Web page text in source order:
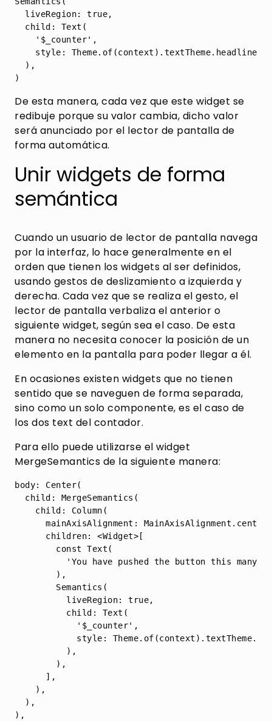
  liveRegion: true,
  child: Text(
    '$_counter',
    style: Theme.of(context).textTheme.headline4,
  ),
De esta manera, cada vez que este widget se
redibuje porque su valor cambia, dicho valor
será anunciado por el lector de pantalla de
forma automática.
Unir widgets de forma
semántica
Cuando un usuario de lector de pantalla navega
por la interfaz, lo hace generalmente en el
orden que tienen los widgets al ser definidos,
usando gestos de deslizamiento a izquierda y
derecha. Cada vez que se realiza el gesto, el
lector de pantalla verbaliza el anterior o
siguiente widget, según sea el caso. De esta
manera no necesita conocer la posición de un
elemento en la pantalla para poder llegar a él.
En ocasiones existen widgets que no tienen
sentido que se naveguen de forma separada,
sino como un solo componente, es el caso de
los dos text del contador.
Para ello puede utilizarse el widget
MergeSemantics de la siguiente manera:
body: Center(
  child: MergeSemantics(
    child: Column(
      mainAxisAlignment: MainAxisAlignment.center,
      children: <Widget>[
        const Text(
'You have pushed the button this many
        ),
        Semantics(
          liveRegion: true,
          child: Text(
            '$_counter',
style:
          ),
        ),
      ],
    ),
  ),